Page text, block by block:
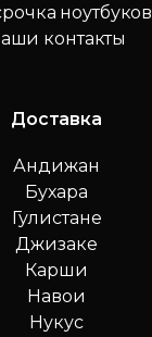
ноутбуков
контакты
Доставка
Андижан
Бухара
Гулистане
Джизаке
Карши
Навои
Нукус